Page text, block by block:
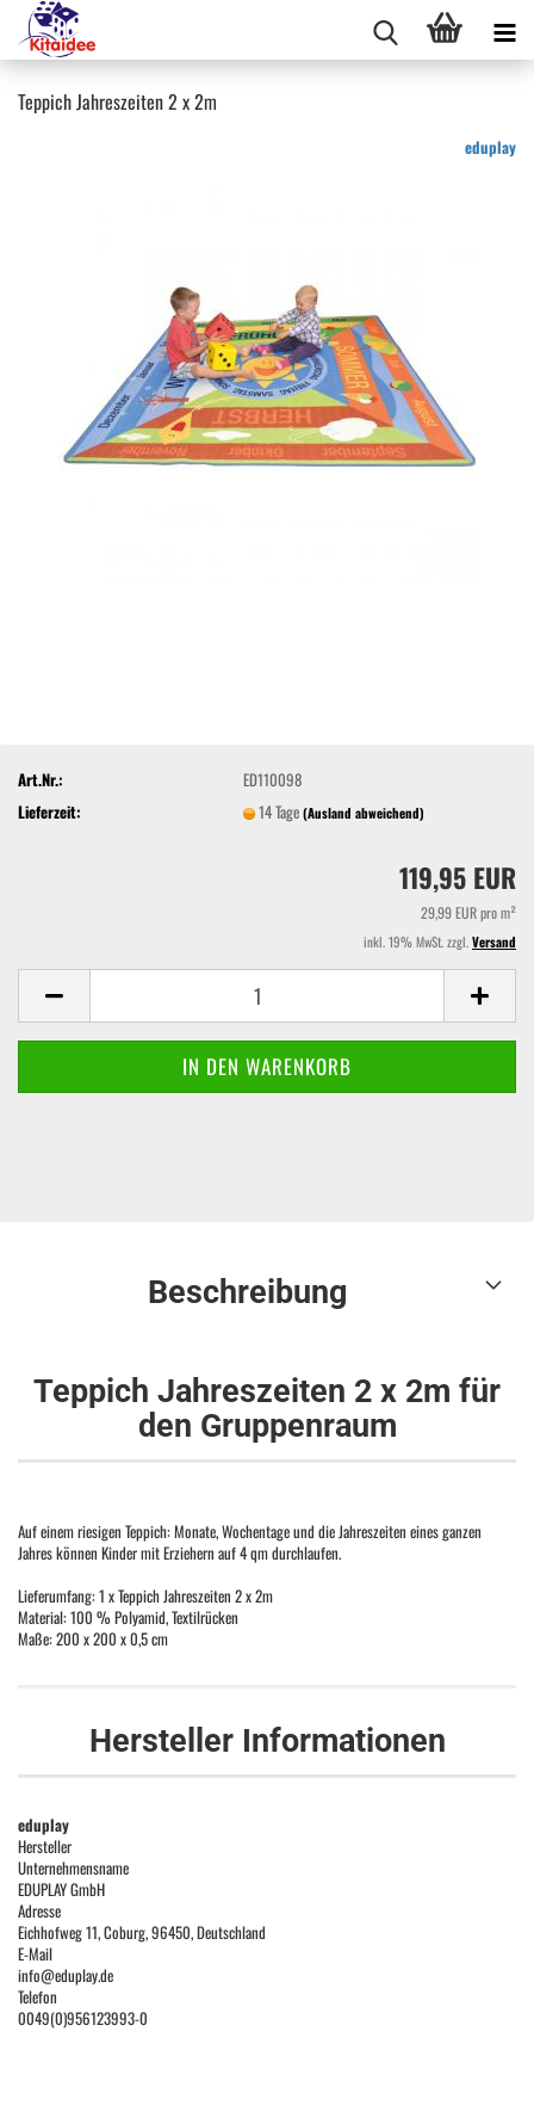
Teppich Jahreszeiten 2 x 2m
eduplay
Art.Nr.:
ED110098
Lieferzeit:
14 Tage(Ausland abweichend)
119,95 EUR
29,99 EUR pro m²
inkl. 19% MwSt. zzgl.Versand
Beschreibung
Teppich Jahreszeiten 2 x 2m für
den Gruppenraum
Auf einem riesigen Teppich: Monate, Wochentage und die Jahreszeiten eines ganzen
Jahres können Kinder mit Erziehern auf 4 qm durchlaufen.
Lieferumfang: 1 x Teppich Jahreszeiten 2 x 2m
Material:100 % Polyamid, Textilrücken
Maße: 200 x 200 x 0,5 cm
Hersteller Informationen
eduplay
Hersteller
Unternehmensname
EDUPLAY GmbH
Adresse
Eichhofweg 11, Coburg, 96450, Deutschland
E-Mail
info@eduplay.de
Telefon
0049(0)956123993-0